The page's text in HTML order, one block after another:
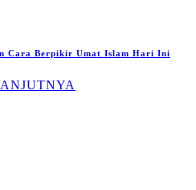
Cara Berpikir Umat Islam Hari Ini